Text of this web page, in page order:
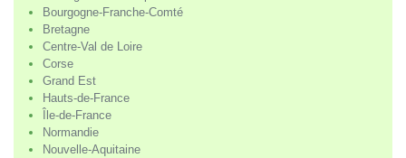
Bourgogne-Franche-Comté
Bretagne
Centre-Val de Loire
Corse
Grand Est
Hauts-de-France
Île-de-France
Normandie
Nouvelle-Aquitaine